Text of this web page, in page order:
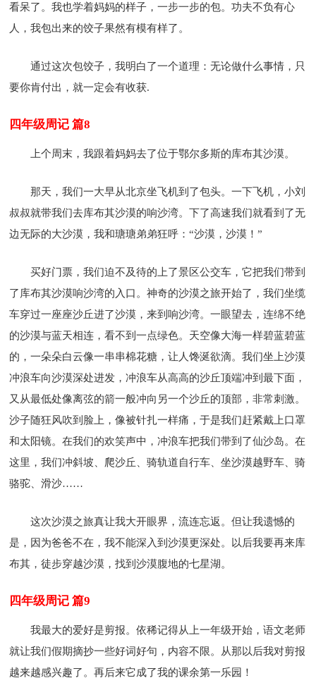
看呆了。我也学着妈妈的样子，一步一步的包。功夫不负有心
人，我包出来的饺子果然有模有样了。
通过这次包饺子，我明白了一个道理：无论做什么事情，只
要你肯付出，就一定会有收获.
四年级周记 篇8
上个周末，我跟着妈妈去了位于鄂尔多斯的库布其沙漠。
那天，我们一大早从北京坐飞机到了包头。一下飞机，小刘
叔叔就带我们去库布其沙漠的响沙湾。下了高速我们就看到了无
边无际的大沙漠，我和瑭瑭弟弟狂呼：“沙漠，沙漠！”
买好门票，我们迫不及待的上了景区公交车，它把我们带到
了库布其沙漠响沙湾的入口。神奇的沙漠之旅开始了，我们坐缆
车穿过一座座沙丘进了沙漠，来到响沙湾。一眼望去，连绵不绝
的沙漠与蓝天相连，看不到一点绿色。天空像大海一样碧蓝碧蓝
的，一朵朵白云像一串串棉花糖，让人馋涎欲滴。我们坐上沙漠
冲浪车向沙漠深处进发，冲浪车从高高的沙丘顶端冲到最下面，
又从最低处像离弦的箭一般冲向另一个沙丘的顶部，非常刺激。
沙子随狂风吹到脸上，像被针扎一样痛，于是我们赶紧戴上口罩
和太阳镜。在我们的欢笑声中，冲浪车把我们带到了仙沙岛。在
这里，我们冲斜坡、爬沙丘、骑轨道自行车、坐沙漠越野车、骑
骆驼、滑沙……
这次沙漠之旅真让我大开眼界，流连忘返。但让我遗憾的
是，因为爸爸不在，我不能深入到沙漠更深处。以后我要再来库
布其，徒步穿越沙漠，找到沙漠腹地的七星湖。
四年级周记 篇9
我最大的爱好是剪报。依稀记得从上一年级开始，语文老师
就让我们假期摘抄一些好词好句，内容不限。从那以后我对剪报
越来越感兴趣了。再后来它成了我的课余第一乐园！